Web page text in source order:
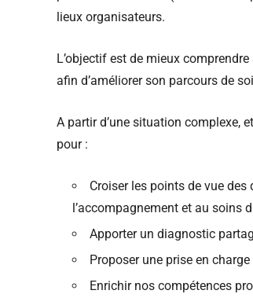
lieux organisateurs.
L’objectif est de mieux
afin d’améliorer son parcours de
A partir d’une situation complexe,
pour :
Croiser les points de vue
l’accompagnement et au soins
Apporter un diagnostic
Proposer une prise en
Enrichir nos compétences